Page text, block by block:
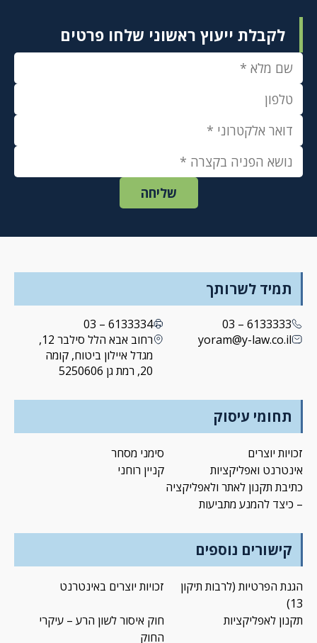
לקבלת ייעוץ ראשוני שלחו פרטים
תמיד לשרותך
6133333 – 03
6133334 – 03
yoram@y-law.co.il
רחוב אבא הלל סילבר 12,
מגדל איילון ביטוח, קומה
20, רמת גן 5250606
תחומי עיסוק
זכויות יוצרים
סימני מסחר
אינטרנט ואפליקציות
קניין רוחני
כתיבת תקנון לאתר ולאפליקציה
– כיצד להמנע מתביעות
קישורים נוספים
הגנת הפרטיות (לרבות תיקון
13)
זכויות יוצרים באינטרנט
תקנון לאפליקציות
חוק איסור לשון הרע – עיקרי
החוק